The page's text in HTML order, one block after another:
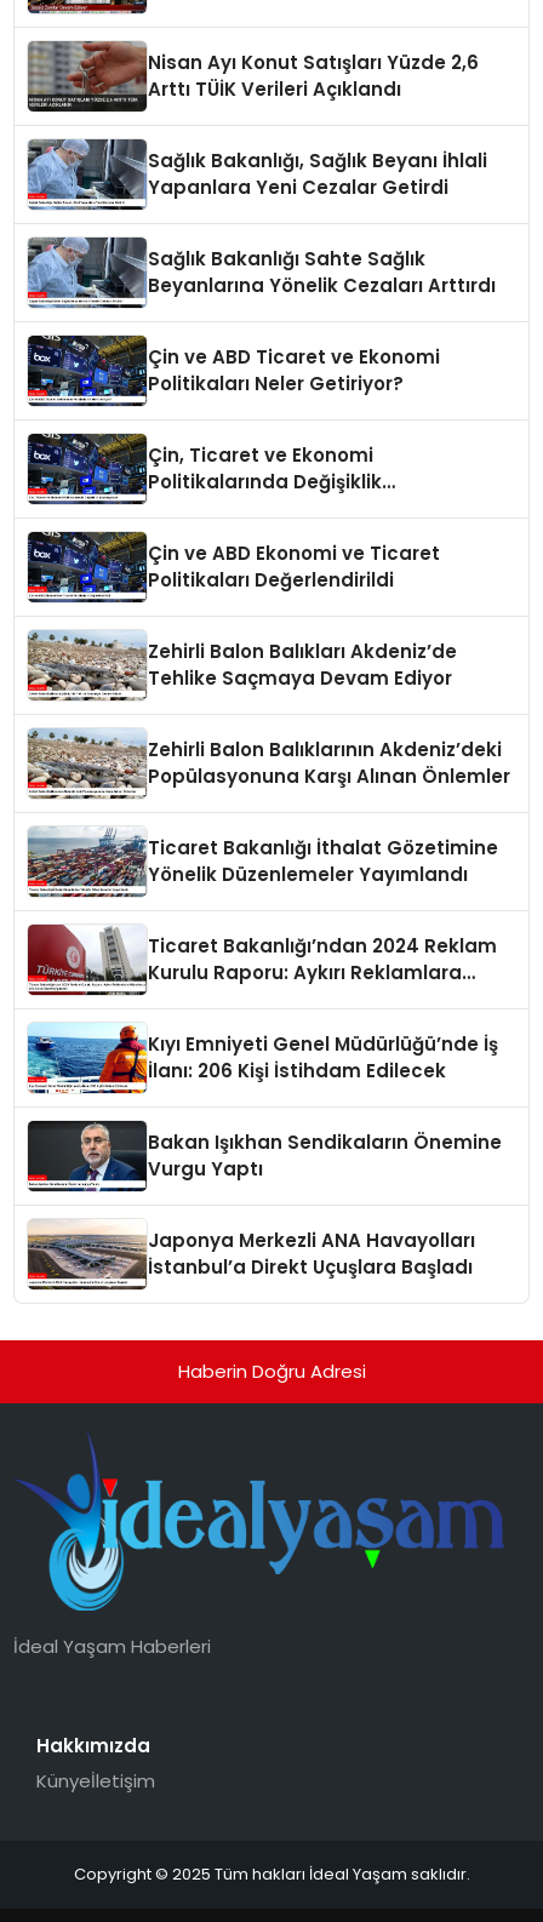
Nisan Ayı Konut Satışları Yüzde 2,6
Arttı TÜİK Verileri Açıklandı
Sağlık Bakanlığı, Sağlık Beyanı İhlali
Yapanlara Yeni Cezalar Getirdi
Sağlık Bakanlığı Sahte Sağlık
Beyanlarına Yönelik Cezaları Arttırdı
Çin ve ABD Ticaret ve Ekonomi
Politikaları Neler Getiriyor?
Çin, Ticaret ve Ekonomi
Politikalarında Değişiklik
Çin ve ABD Ekonomi ve Ticaret
Politikaları Değerlendirildi
Zehirli Balon Balıkları Akdeniz’de
Tehlike Saçmaya Devam Ediyor
Zehirli Balon Balıklarının Akdeniz’deki
Popülasyonuna Karşı Alınan Önlemler
Ticaret Bakanlığı İthalat Gözetimine
Yönelik Düzenlemeler Yayımlandı
Ticaret Bakanlığı’ndan 2024 Reklam
Kurulu Raporu: Aykırı Reklamlara
Kıyı Emniyeti Genel Müdürlüğü’nde İş
İlanı: 206 Kişi İstihdam Edilecek
Bakan Işıkhan Sendikaların Önemine
Vurgu Yaptı
Japonya Merkezli ANA Havayolları
İstanbul’a Direkt Uçuşlara Başladı
Haberin Doğru Adresi
İdeal Yaşam Haberleri
Hakkımızda
Künyeİletişim
Copyright © 2025 Tüm hakları İdeal Yaşam saklıdır.